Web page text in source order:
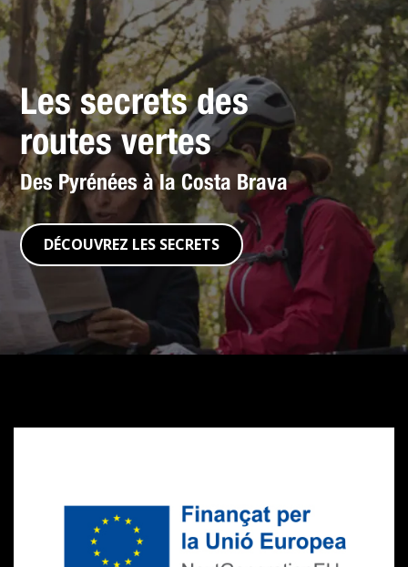
Les secrets des
routes vertes
Des Pyrénées à la Costa Brava
DÉCOUVREZ LES SECRETS